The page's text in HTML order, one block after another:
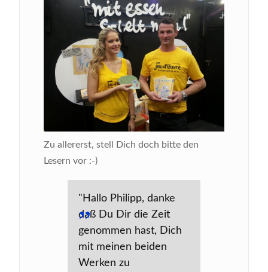
Zu allererst, stell Dich doch bitte den
Lesern vor :-)
"Hallo Philipp, danke
daß Du Dir die Zeit
genommen hast, Dich
mit meinen beiden
Werken zu